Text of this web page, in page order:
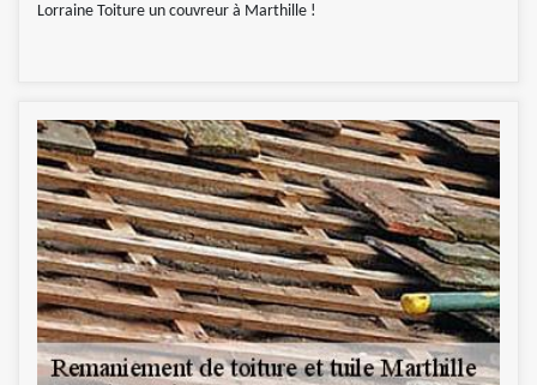
Lorraine Toiture un couvreur à Marthille !